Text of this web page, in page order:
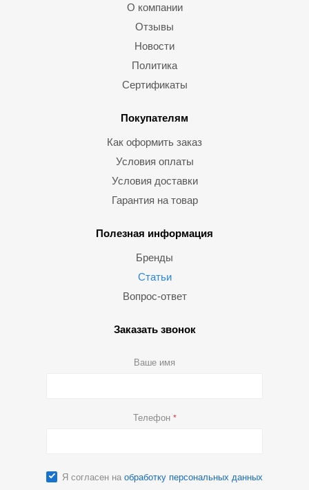
О компании
Отзывы
Новости
Политика
Сертификаты
Покупателям
Как оформить заказ
Условия оплаты
Условия доставки
Гарантия на товар
Полезная информация
Бренды
Статьи
Вопрос-ответ
Заказать звонок
Ваше имя
Телефон *
Я согласен на обработку персональных данных